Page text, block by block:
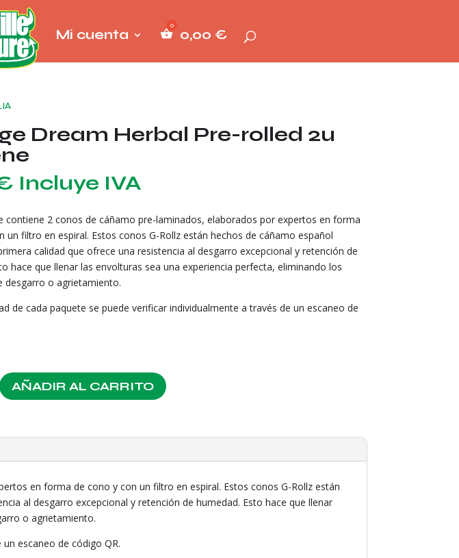
Mi cuenta 0,00 €
Dream Herbal Pre-rolled 2u
Incluye IVA
contiene 2 conos de cáñamo pre-laminados, elaborados por expertos en forma
un filtro en espiral. Estos conos G-Rollz están hechos de cáñamo español
calidad que ofrece una resistencia al desgarro excepcional y retención de
hace que llenar las envolturas sea una experiencia perfecta, eliminando los
desgarro o agrietamiento.
de cada paquete se puede verificar individualmente a través de un escaneo de
AÑADIR AL CARRITO
en forma de cono y con un filtro en espiral. Estos conos G-Rollz están
al desgarro excepcional y retención de humedad. Esto hace que llenar
o agrietamiento.
escaneo de código QR.